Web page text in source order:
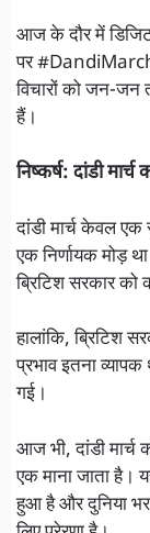
आज के दौर में
पर
विचारों को जन-
हैं।
निष्कर्ष: दांडी मार्च
दांडी मार्च केवल एक
एक निर्णायक मोड़
ब्रिटिश सरकार
हालांकि, ब्रिटिश
प्रभाव इतना
गई।
आज भी, दांडी मार्च
एक माना जाता है।
हुआ है और दुनिया